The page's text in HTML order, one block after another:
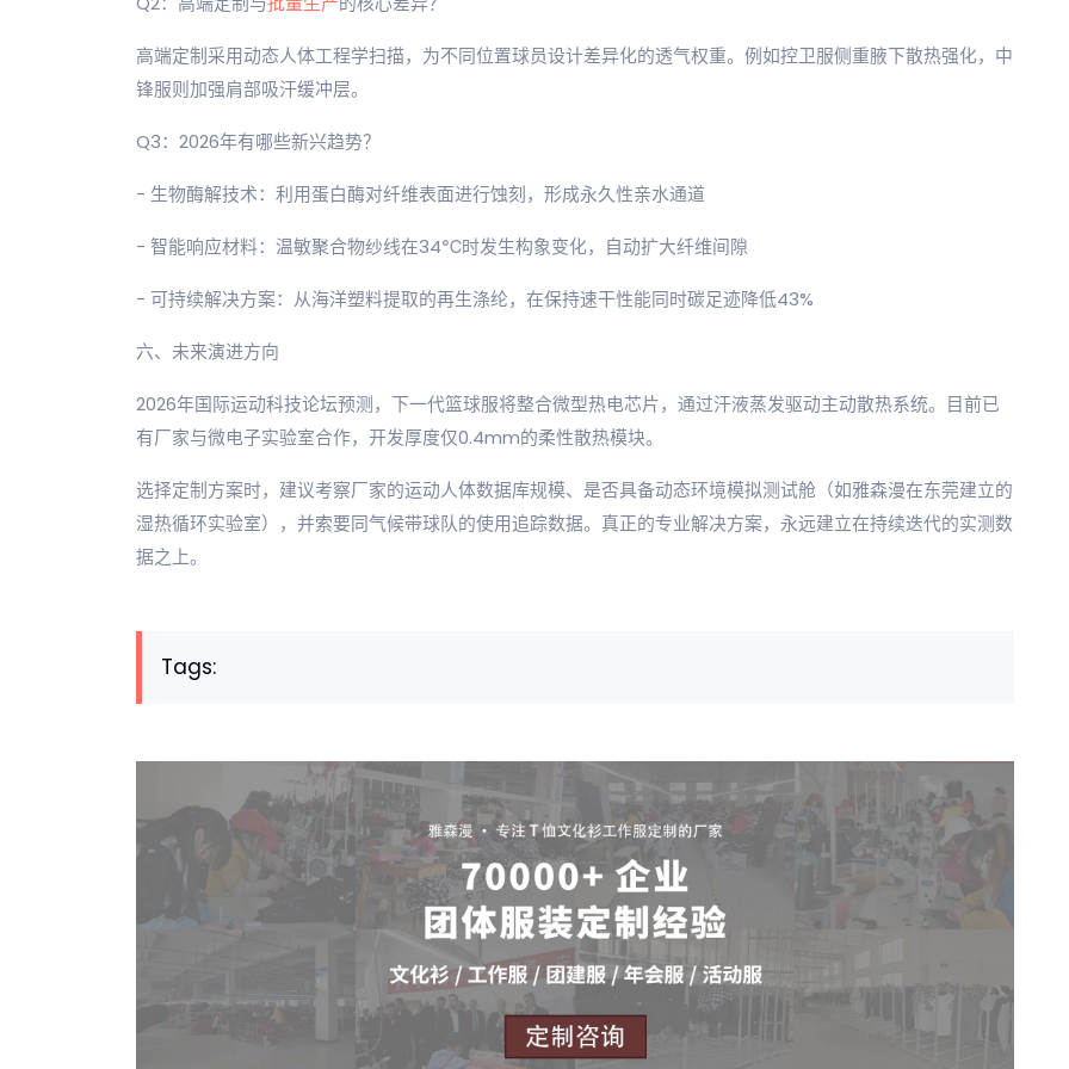
高端定制采用动态人体工程学扫描，为不同位置球员设计差异化的透气权重。例如控卫服侧重腋下散热强化，中
锋服则加强肩部吸汗缓冲层。
Q3：2026年有哪些新兴趋势？
- 生物酶解技术：利用蛋白酶对纤维表面进行蚀刻，形成永久性亲水通道
- 智能响应材料：温敏聚合物纱线在34℃时发生构象变化，自动扩大纤维间隙
- 可持续解决方案：从海洋塑料提取的再生涤纶，在保持速干性能同时碳足迹降低43%
六、未来演进方向
2026年国际运动科技论坛预测，下一代篮球服将整合微型热电芯片，通过汗液蒸发驱动主动散热系统。目前已
有厂家与微电子实验室合作，开发厚度仅0.4mm的柔性散热模块。
选择定制方案时，建议考察厂家的运动人体数据库规模、是否具备动态环境模拟测试舱（如雅森漫在东莞建立的
湿热循环实验室），并索要同气候带球队的使用追踪数据。真正的专业解决方案，永远建立在持续迭代的实测数
据之上。
Tags: